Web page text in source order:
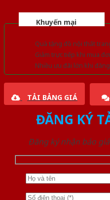
Khuyến mại
Quà tặng đồ nội thất
Giảm trực tiếp khi mua
Nhiều ưu đãi lớn khi
TẢI BẢNG GIÁ
ĐĂNG KÝ
Đăng ký nhận báo